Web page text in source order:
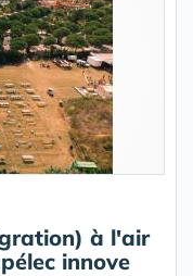
à l'air
innove